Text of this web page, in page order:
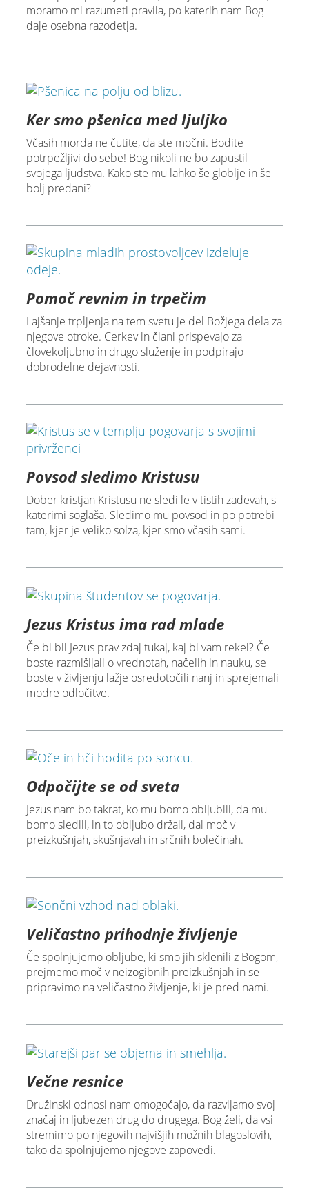
moramo mi razumeti pravila, po katerih nam Bog
daje osebna razodetja.
Ker smo pšenica med ljuljko
Včasih morda ne čutite, da ste močni. Bodite
potrpežljivi do sebe! Bog nikoli ne bo zapustil
svojega ljudstva. Kako ste mu lahko še globlje in še
bolj predani?
Pomoč revnim in trpečim
Lajšanje trpljenja na tem svetu je del Božjega dela za
njegove otroke. Cerkev in člani prispevajo za
človekoljubno in drugo služenje in podpirajo
dobrodelne dejavnosti.
Povsod sledimo Kristusu
Dober kristjan Kristusu ne sledi le v tistih zadevah, s
katerimi soglaša. Sledimo mu povsod in po potrebi
tam, kjer je veliko solza, kjer smo včasih sami.
Jezus Kristus ima rad mlade
Če bi bil Jezus prav zdaj tukaj, kaj bi vam rekel? Če
boste razmišljali o vrednotah, načelih in nauku, se
boste v življenju lažje osredotočili nanj in sprejemali
modre odločitve.
Odpočijte se od sveta
Jezus nam bo takrat, ko mu bomo obljubili, da mu
bomo sledili, in to obljubo držali, dal moč v
preizkušnjah, skušnjavah in srčnih bolečinah.
Veličastno prihodnje življenje
Če spolnjujemo obljube, ki smo jih sklenili z Bogom,
prejmemo moč v neizogibnih preizkušnjah in se
pripravimo na veličastno življenje, ki je pred nami.
Večne resnice
Družinski odnosi nam omogočajo, da razvijamo svoj
značaj in ljubezen drug do drugega. Bog želi, da vsi
stremimo po njegovih najvišjih možnih blagoslovih,
tako da spolnjujemo njegove zapovedi.